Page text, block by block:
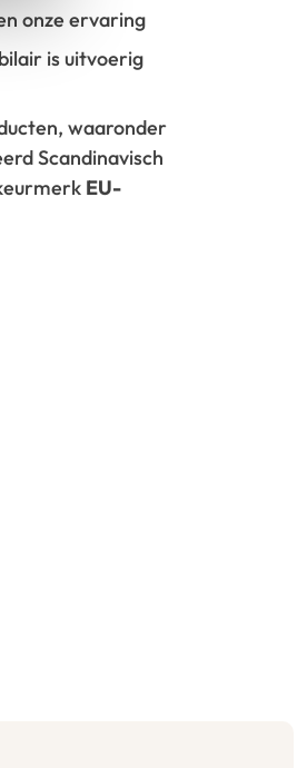
onze ervaring
is uitvoerig
waaronder
Scandinavisch
EU-